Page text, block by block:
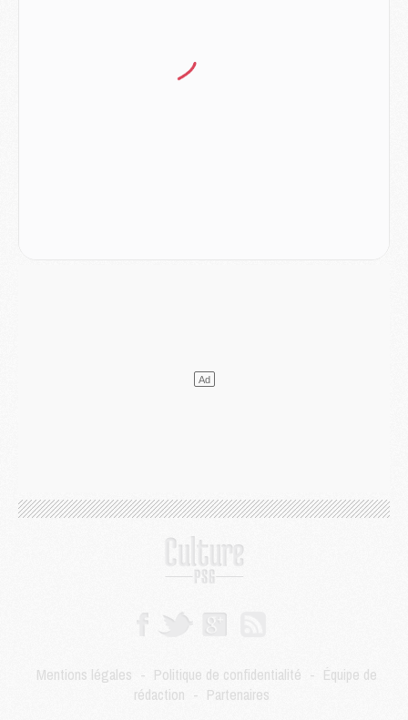
- L'Ajax refuse la première offre du PSG pour Godts
- Le PSG veut accélérer, Ferran Torres temporise
- [MAJ] Le PSG a fait une grosse offre à Parme pour Suzuki
Mercato- L'agent de Mika Godts confirme un accord avec le PSG
Club- Quels numéros de maillot pour Akliouche et Digne au PSG ?
- Un hommage prévu lors de Brest/PSG
- Le PSG et le Barça ont rendez-vous pour Ferran Torres
- Guéla Doué dans les listes du PSG
VENDREDI 31 JUILLET
Match
- Un diffuseur annoncé pour les deux premiers matchs amicaux du PSG
Mercato- Le transfert d'Akliouche au PSG bouclé, le montant se précise
- Un retour majeur dans le groupe du PSG
Mentions légales - Politique de confidentialité - Équipe de
rédaction - Partenaires